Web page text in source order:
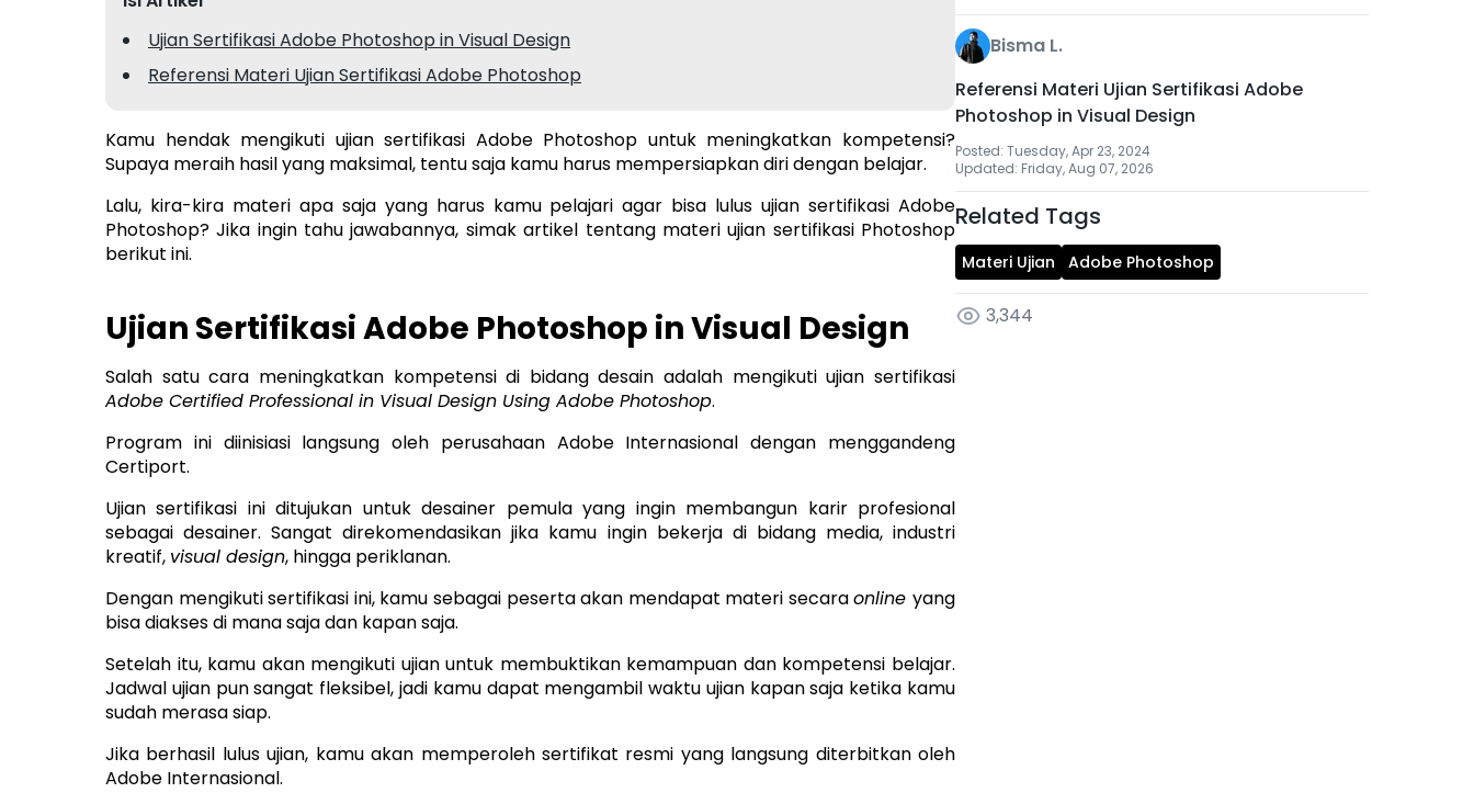
Ujian Sertifikasi Adobe Photoshop in Visual Design
Referensi Materi Ujian Sertifikasi Adobe Photoshop
Kamu hendak mengikuti ujian sertifikasi Adobe Photoshop untuk meningkatkan kompetensi?
Supaya meraih hasil yang maksimal, tentu saja kamu harus mempersiapkan diri dengan belajar.
Lalu, kira-kira materi apa saja yang harus kamu pelajari agar bisa lulus ujian sertifikasi Adobe
Photoshop? Jika ingin tahu jawabannya, simak artikel tentang materi ujian sertifikasi Photoshop
berikut ini.
Ujian Sertifikasi Adobe Photoshop in Visual Design
Salah satu cara meningkatkan kompetensi di bidang desain adalah mengikuti ujian sertifikasi
Adobe Certified Professional in Visual Design Using Adobe Photoshop.
Program ini diinisiasi langsung oleh perusahaan Adobe Internasional dengan menggandeng
Certiport.
Ujian sertifikasi ini ditujukan untuk desainer pemula yang ingin membangun karir profesional
sebagai desainer. Sangat direkomendasikan jika kamu ingin bekerja di bidang media, industri
kreatif, visual design, hingga periklanan.
Dengan mengikuti sertifikasi ini, kamu sebagai peserta akan mendapat materi secaraonlineyang
bisa diakses di mana saja dan kapan saja.
Setelah itu, kamu akan mengikuti ujian untuk membuktikan kemampuan dan kompetensi belajar.
Jadwal ujian pun sangat fleksibel, jadi kamu dapat mengambil waktu ujian kapan saja ketika kamu
sudah merasa siap.
Jika berhasil lulus ujian, kamu akan memperoleh sertifikat resmi yang langsung diterbitkan oleh
Adobe Internasional.
Bisma L.
Referensi Materi Ujian Sertifikasi Adobe
Photoshop in Visual Design
Posted: Tuesday, Apr 23, 2024
Updated: Friday, Aug 07, 2026
Related Tags
Materi Ujian Adobe Photoshop
3,344